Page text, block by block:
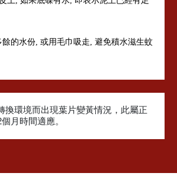
的水份, 或用毛巾吸走, 避免積水滋生蚊
換環境而出現葉片變黃情況，此屬正
月時間適應。